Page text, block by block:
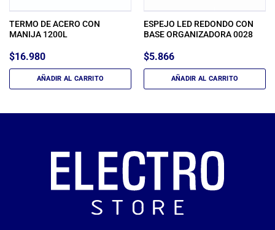
TERMO DE ACERO CON
MANIJA 1200L
$16.980
AÑADIR AL CARRITO
ESPEJO LED REDONDO CON
BASE ORGANIZADORA 0028
$5.866
AÑADIR AL CARRITO